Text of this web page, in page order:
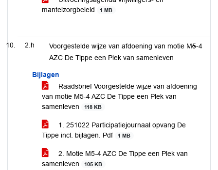
mantelzorgbeleid
1 MB
2.h
Voorgestelde wijze van afdoening van motie M5-4
AZC De Tippe een Plek van samenleven
Bijlagen
Raadsbrief Voorgestelde wijze van afdoening
van motie M5-4 AZC De Tippe een Plek van
samenleven
118 KB
1. 251022 Participatiejournaal opvang De
Tippe incl. bijlagen. Pdf
1 MB
2. Motie M5-4 AZC De Tippe een Plek van
samenleven
105 KB